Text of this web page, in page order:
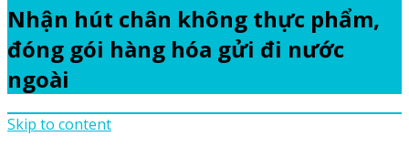
Nhận hút chân không thực phẩm,
đóng gói hàng hóa gửi đi nước
ngoài
Skip to content